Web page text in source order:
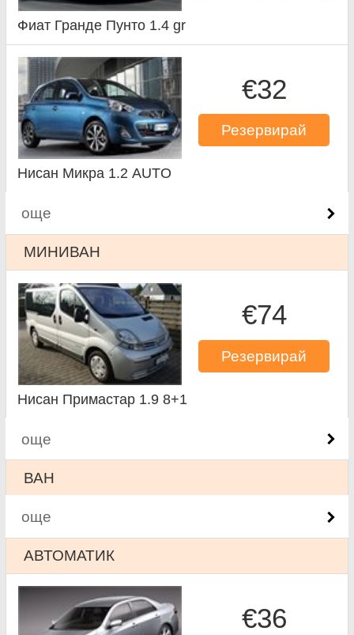
Фиат Гранде Пунто 1.4 gr
€32
Резервирай
Нисан Микра 1.2 AUTO
още
МИНИВАН
€74
Резервирай
Нисан Примастар 1.9 8+1
още
ВАН
още
АВТОМАТИК
€36